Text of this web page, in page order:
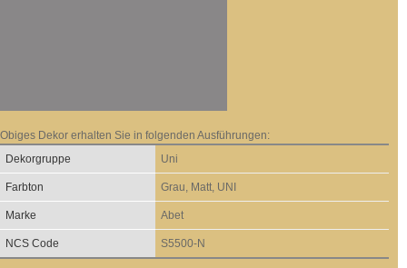
Obiges Dekor erhalten Sie in folgenden Ausführungen:
Dekorgruppe
Uni
Farbton Grau, Matt, UNI
Marke Abet
NCS Code S5500-N